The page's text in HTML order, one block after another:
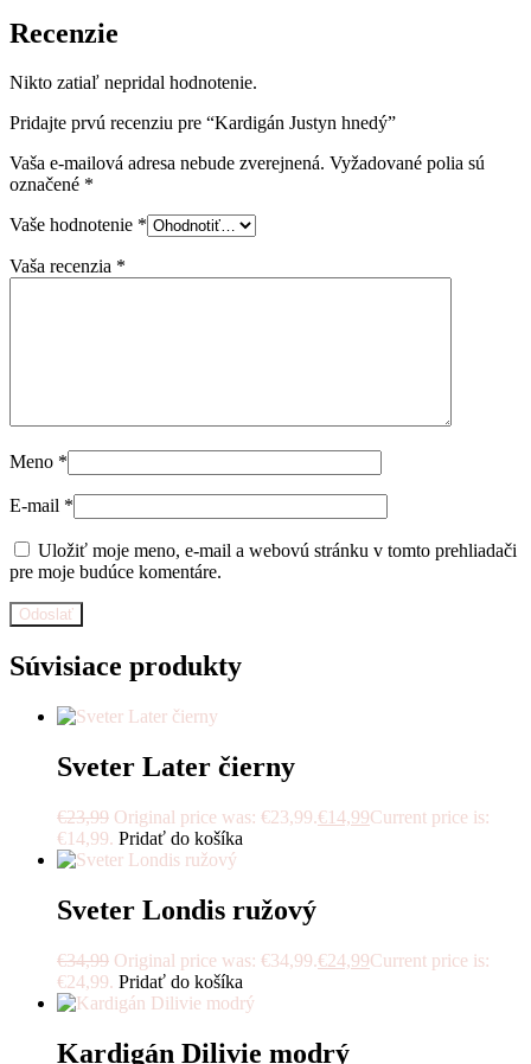
Recenzie
Nikto zatiaľ nepridal hodnotenie.
Pridajte prvú recenziu pre “Kardigán Justyn hnedý”
Vaša e-mailová adresa nebude zverejnená. Vyžadované polia sú
označené *
Vaše hodnotenie *
Vaša recenzia *
Meno *
E-mail *
Uložiť moje meno, e-mail a webovú stránku v tomto prehliadači
pre moje budúce komentáre.
Súvisiace produkty
Sveter Later čierny
€23,99 Original price was: €23,99.€14,99Current price is:
€14,99. Pridať do košíka
Sveter Londis ružový
€34,99 Original price was: €34,99.€24,99Current price is:
€24,99. Pridať do košíka
Kardigán Dilivie modrý